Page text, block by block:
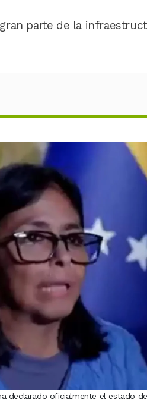
parte de la
declarado oficialmente el estado